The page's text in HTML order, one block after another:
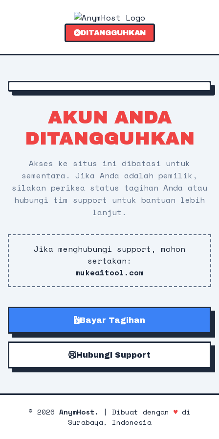
DITANGGUHKAN
AKUN ANDA
DITANGGUHKAN
Akses ke situs ini dibatasi untuk
sementara. Jika Anda adalah pemilik,
silakan periksa status tagihan Anda atau
hubungi tim support untuk bantuan lebih
lanjut.
Jika menghubungi support, mohon
sertakan:
mukeaitool.com
Bayar Tagihan
Hubungi Support
© 2026 AnymHost. | Dibuat dengan ♥di
Surabaya, Indonesia